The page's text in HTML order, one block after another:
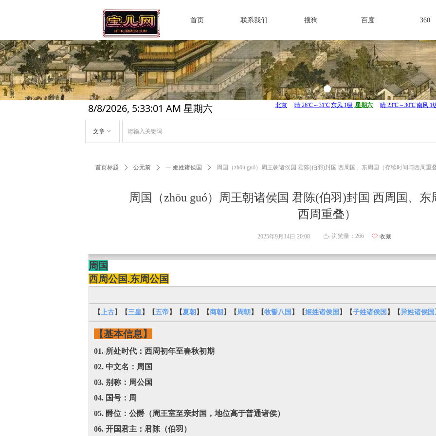
首页 联系我们 搜狗 百度 360
8/8/2026, 5:33:02 AM 星期六
文章 ꀁ
周国
西周公国.东周公国
【上古】【三皇】【五帝】【夏朝 】【商朝 】【 周朝 】【牧誓八国 】【姬姓诸侯国 】【子姓诸侯国 】【异姓诸侯国
【基本信息】
01. ‌所处时代‌：西周初年至春秋初期
02. ‌中文名‌：周国
03. ‌别称‌：周公国
04. ‌国号‌：周
05. ‌爵位‌：公爵（周王室至亲封国，地位高于普通诸侯）‌
06. ‌开国君主‌：君陈（伯羽）
周国（zhōu guó）周王朝诸侯国 君陈(伯羽)封国 西周国、
西周重叠）
2025年9月14日 20:08 ꄘ 浏览量： 266 ꄀ 收藏
首页标题 ꄲ 公元前 ꄲ 一 姬姓诸侯国 ꄲ 周国（zhōu guó）周王朝诸侯国 君陈(伯羽)封国 西周国、东周国（存续时间与西周重叠